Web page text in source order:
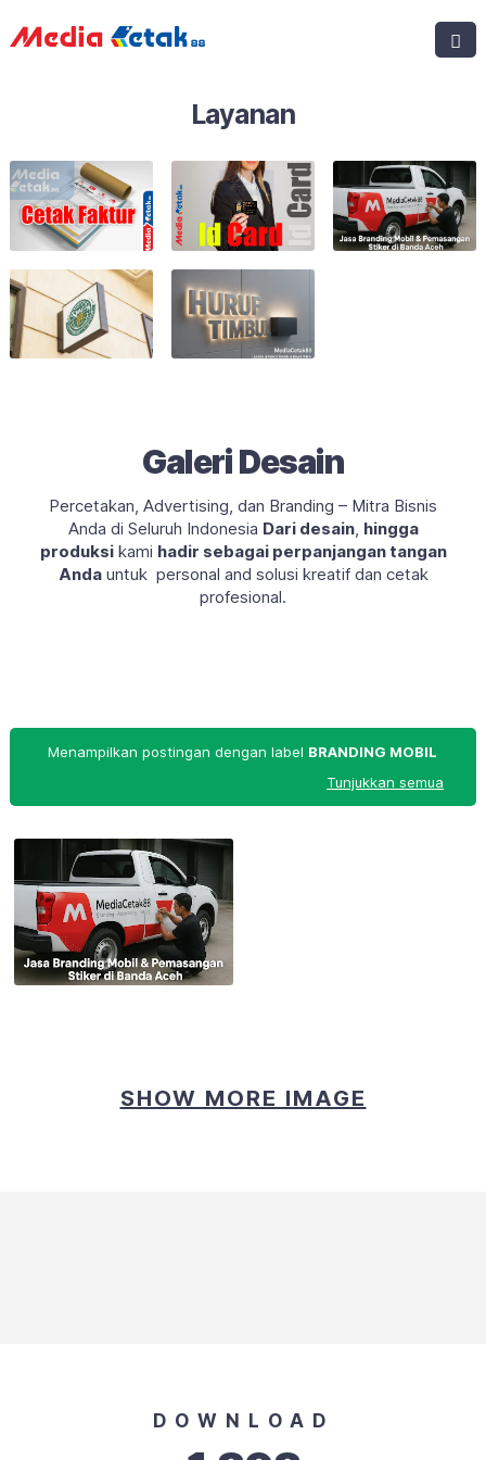
Layanan
Galeri Desain
Percetakan, Advertising, dan Branding – Mitra Bisnis
Anda di Seluruh Indonesia Dari desain, hingga
produksikami hadir sebagai perpanjangan tangan
Andauntuk personal and solusi kreatif dan cetak
profesional.
Menampilkan postingan dengan label BRANDING MOBIL
Tunjukkan semua
SHOW MORE IMAGE
DOWNLOAD